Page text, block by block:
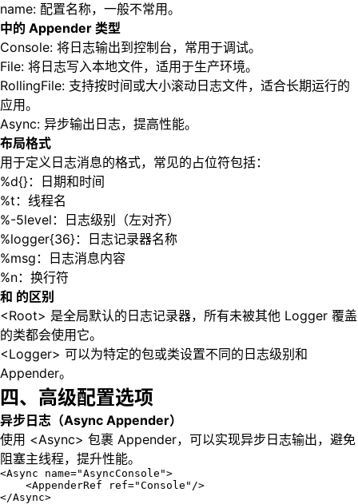
name: 配置名称，一般不常用。
中的 Appender 类型
Console: 将日志输出到控制台，常用于调试。
File: 将日志写入本地文件，适用于生产环境。
RollingFile: 支持按时间或大小滚动日志文件，适合长期运行的
应用。
Async: 异步输出日志，提高性能。
布局格式
用于定义日志消息的格式，常见的占位符包括：
%d{}：日期和时间
%t：线程名
%-5level：日志级别（左对齐）
%logger{36}：日志记录器名称
%msg：日志消息内容
%n：换行符
和 的区别
<Root> 是全局默认的日志记录器，所有未被其他 Logger 覆盖
的类都会使用它。
<Logger> 可以为特定的包或类设置不同的日志级别和
Appender。
四、高级配置选项
异步日志（Async Appender）
使用 <Async> 包裹 Appender，可以实现异步日志输出，避免
阻塞主线程，提升性能。
<Async name="AsyncConsole">
<AppenderRef ref="Console"/>
</Async>